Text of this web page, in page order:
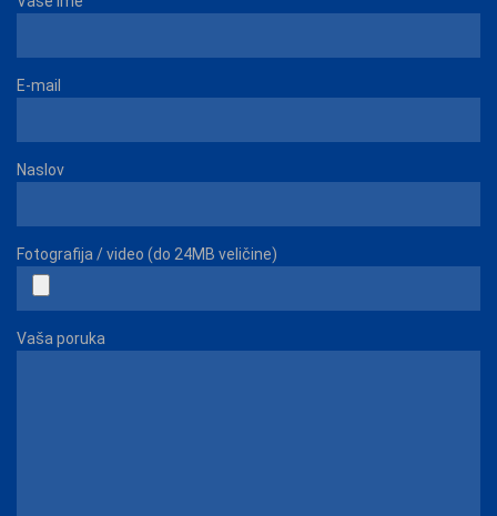
E-mail
Naslov
Fotografija / video (do 24MB veličine)
Vaša poruka